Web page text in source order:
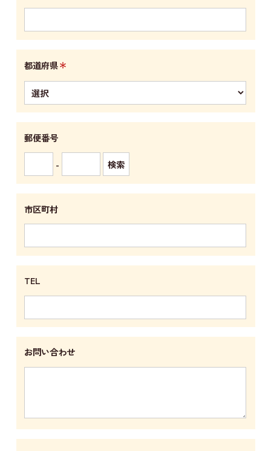
都道府県＊
郵便番号
-
市区町村
TEL
お問い合わせ